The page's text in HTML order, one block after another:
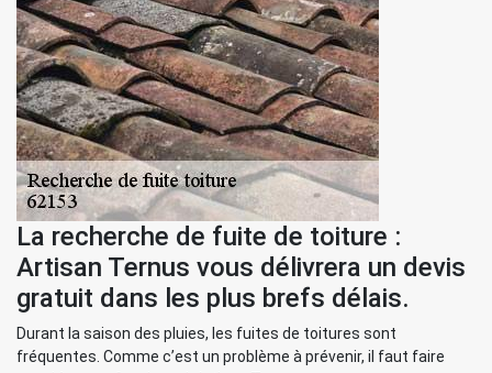
La recherche de fuite de toiture :
Artisan Ternus vous délivrera un devis
gratuit dans les plus brefs délais.
Durant la saison des pluies, les fuites de toitures sont
fréquentes. Comme c’est un problème à prévenir, il faut faire